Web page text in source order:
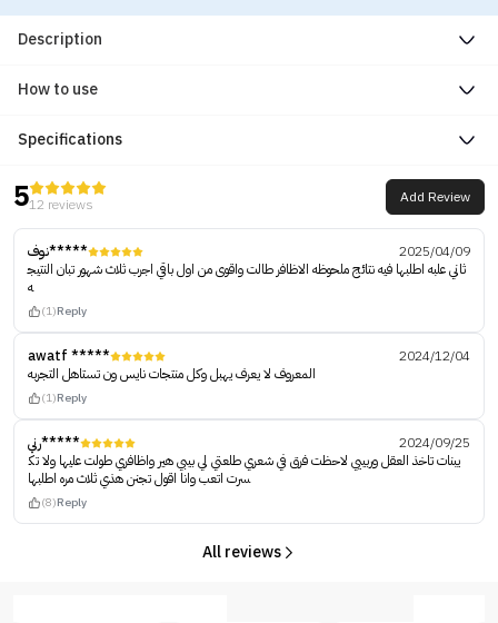
Description
How to use
Specifications
512 reviews Add Review
نوف*****
2025/04/09
ثاني علبه اطلبها فيه نتائج ملحوظه الاظافر طالت واقوى من اول باقي اجرب ثلاث شهور تبان النتيج
ه
(1)Reply
awatf *****
2024/12/04
المعروف لا يعرف يهبل وكل منتجات نايس ون تستاهل التجربه
(1)Reply
رني*****
2024/09/25
يبنات تاخذ العقل وربييي لاحظت فرق في شعري طلعتي لي بيبي هير واظافري طولت عليها ولا تك
سرت اتعب وانا اقول تجنن هذي ثلاث مره اطلبها
(8)Reply
All reviews